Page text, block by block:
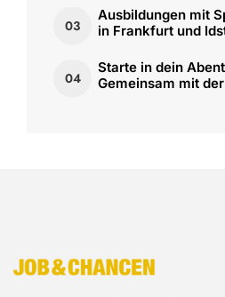
03
Ausbildungen mit
in Frankfurt und
04
Starte in dein
Gemeinsam mit